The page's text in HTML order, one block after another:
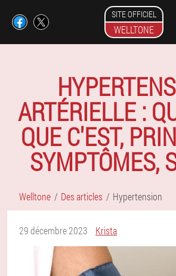
SITE OFFICIEL
WELLTONE
ARTÉRIELLE :
QUE C'EST,
SYMPTÔMES,
Welltone Des articles Hypertension
29 décembre 2023 Krista